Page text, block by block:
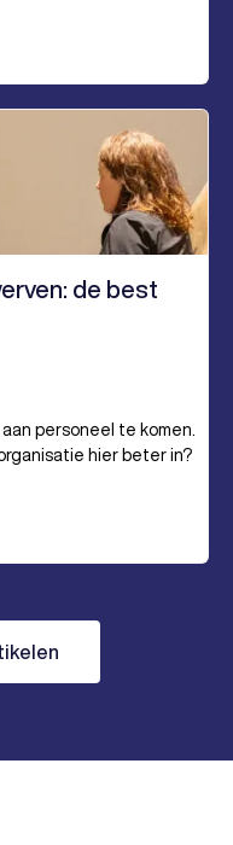
de best
personeel te komen.
hier beter in?